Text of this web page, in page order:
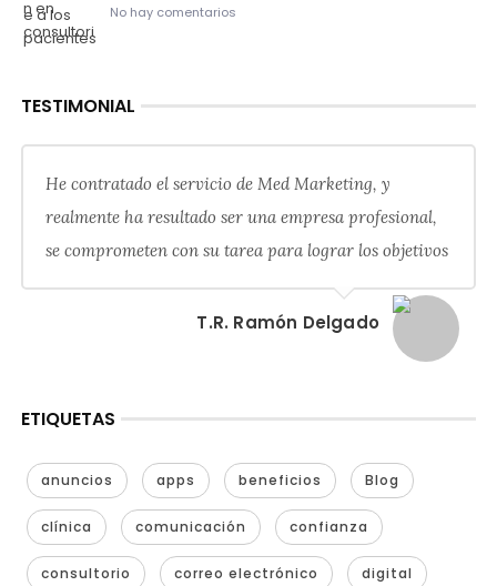
No hay comentarios
TESTIMONIAL
He contratado el servicio de Med Marketing, y
realmente ha resultado ser una empresa profesional,
se comprometen con su tarea para lograr los objetivos
T.R. Ramón Delgado
ETIQUETAS
anuncios apps beneficios Blog
clínica comunicación confianza
consultorio correo electrónico digital